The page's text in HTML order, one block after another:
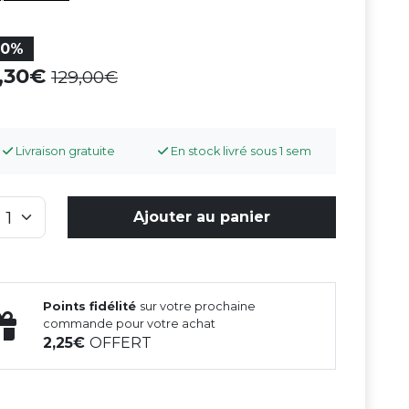
129,00
Livraison gratuite En stock livré sous 1 sem
Ajouter au panier
Points fidélité sur votre prochaine
commande pour votre achat
2,25OFFERT